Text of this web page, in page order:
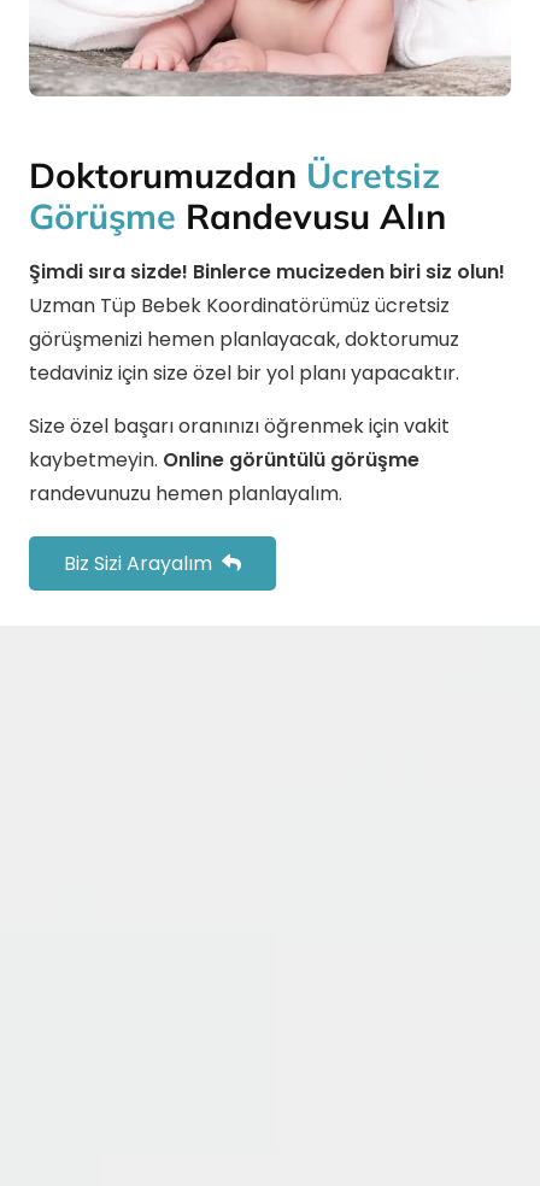
Doktorumuzdan Ücretsiz
Görüşme Randevusu Alın
Şimdi sıra sizde! Binlerce mucizeden biri siz olun!
Uzman Tüp Bebek Koordinatörümüz ücretsiz
görüşmenizi hemen planlayacak, doktorumuz
tedaviniz için size özel bir yol planı yapacaktır.
Size özel başarı oranınızı öğrenmek için vakit
kaybetmeyin. Online görüntülü görüşme
randevunuzu hemen planlayalım.
Biz Sizi Arayalım